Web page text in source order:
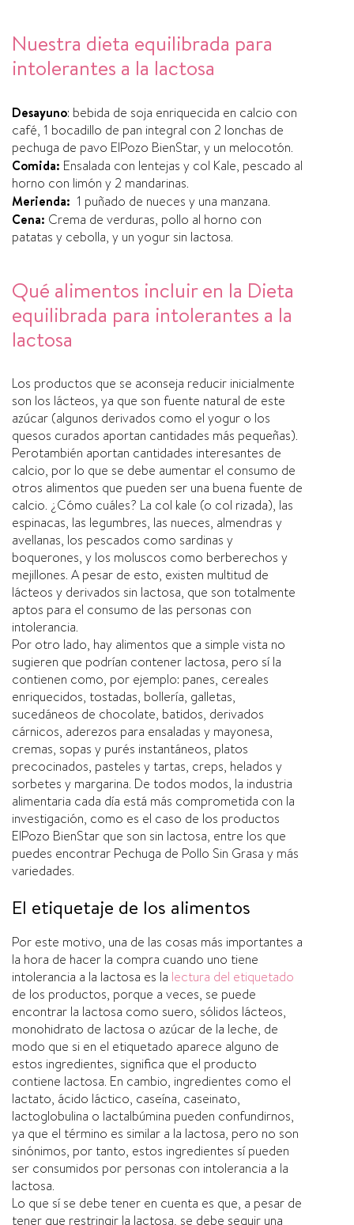
Nuestra dieta equilibrada para
intolerantes a la lactosa
Desayuno: bebida de soja enriquecida en calcio con
café, 1 bocadillo de pan integral con 2 lonchas de
pechuga de pavo ElPozo BienStar, y un melocotón.
Comida: Ensalada con lentejas y col Kale, pescado al
horno con limón y 2 mandarinas.
Merienda: 1 puñado de nueces y una manzana.
Cena: Crema de verduras, pollo al horno con
patatas y cebolla, y un yogur sin lactosa.
Qué alimentos incluir en la Dieta
equilibrada para intolerantes a la
lactosa
Los productos que se aconseja reducir inicialmente
son los lácteos, ya que son fuente natural de este
azúcar (algunos derivados como el yogur o los
quesos curados aportan cantidades más pequeñas).
Perotambién aportan cantidades interesantes de
calcio, por lo que se debe aumentar el consumo de
otros alimentos que pueden ser una buena fuente de
calcio. ¿Cómo cuáles? La col kale (o col rizada), las
espinacas, las legumbres, las nueces, almendras y
avellanas, los pescados como sardinas y
boquerones, y los moluscos como berberechos y
mejillones. A pesar de esto, existen multitud de
lácteos y derivados sin lactosa, que son totalmente
aptos para el consumo de las personas con
intolerancia.
Por otro lado, hay alimentos que a simple vista no
sugieren que podrí­an contener lactosa, pero sí­ la
contienen como, por ejemplo: panes, cereales
enriquecidos, tostadas, bollerí­a, galletas,
sucedáneos de chocolate, batidos, derivados
cárnicos, aderezos para ensaladas y mayonesa,
cremas, sopas y purés instantáneos, platos
precocinados, pasteles y tartas, creps, helados y
sorbetes y margarina. De todos modos, la industria
alimentaria cada dí­a está más comprometida con la
investigación, como es el caso de los productos
ElPozo BienStar que son sin lactosa, entre los que
puedes encontrar Pechuga de Pollo Sin Grasa y más
variedades.
El etiquetaje de los alimentos
Por este motivo, una de las cosas más importantes a
la hora de hacer la compra cuando uno tiene
intolerancia a la lactosa es la lectura del etiquetado
de los productos, porque a veces, se puede
encontrar la lactosa como suero, sólidos lácteos,
monohidrato de lactosa o azúcar de la leche, de
modo que si en el etiquetado aparece alguno de
estos ingredientes, significa que el producto
contiene lactosa. En cambio, ingredientes como el
lactato, ácido láctico, caseí­na, caseinato,
lactoglobulina o lactalbúmina pueden confundirnos,
ya que el término es similar a la lactosa, pero no son
sinónimos, por tanto, estos ingredientes sí­ pueden
ser consumidos por personas con intolerancia a la
lactosa.
Lo que sí­ se debe tener en cuenta es que, a pesar de
tener que restringir la lactosa, se debe seguir una